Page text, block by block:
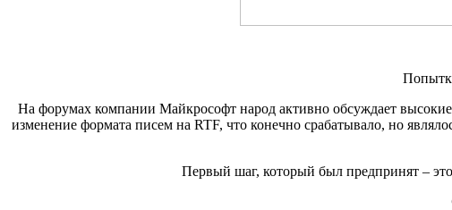
На форумах компании Майкрософт народ активно обсуждает высокие
изменение формата писем на RTF, что конечно срабатывало, но
Первый шаг, который был предпринят –